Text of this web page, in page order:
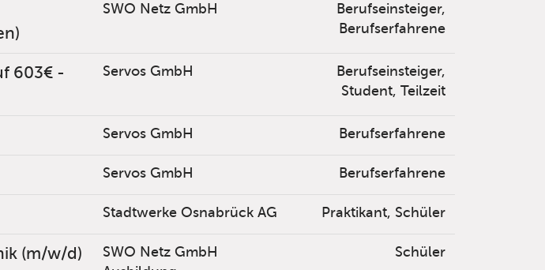
SWO Netz GmbH
Berufseinsteiger,
Berufserfahrene
603€ -
Servos GmbH
Berufseinsteiger,
Student, Teilzeit
Servos GmbH Berufserfahrene
Servos GmbH Berufserfahrene
Stadtwerke Osnabrück AG Praktikant, Schüler
(m/w/d)
SWO Netz GmbH
Schüler